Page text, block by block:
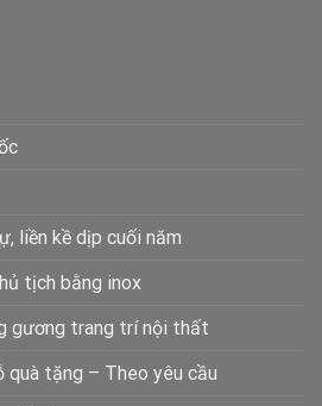
liền kề dịp cuối năm
tịch bằng inox
gương trang trí nội thất
quà tặng – Theo yêu cầu